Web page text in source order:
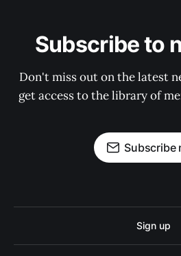
Subscribe to
Don't miss out on the latest
get access to the library of
Subscribe
Sign up